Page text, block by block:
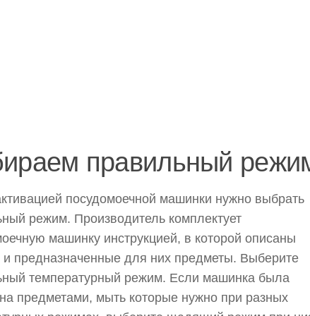
правильный
посудомоечной машинки нужно выбрать
режим. Производитель комплектует
машинку инструкцией, в которой описаны
предназначенные для них предметы. Выберите
температурный режим. Если машинка была
предметами, мыть которые нужно при разных